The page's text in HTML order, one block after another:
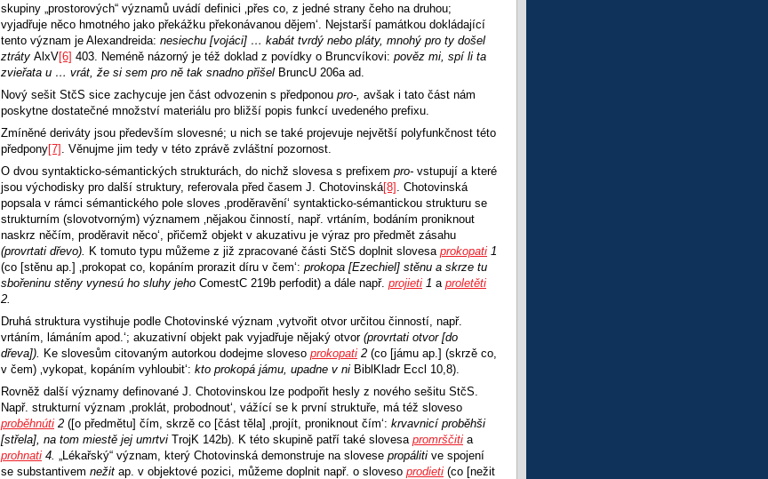
skupiny „prostorových“ významů uvádí definici ‚přes co, z jedné strany čeho na druhou;
vyjadřuje něco hmotného jako překážku překonávanou dějem‘. Nejstarší památkou dokládající
tento význam je Alexandreida: nesiechu [vojáci] … kabát tvrdý nebo pláty, mnohý pro ty došel
ztráty AlxV[6] 403. Neméně názorný je též doklad z povídky o Bruncvíkovi: pověz mi, spí li ta
zvieřata u … vrát, že si sem pro ně tak snadno přišel BruncU 206a ad.
Nový sešit StčS sice zachycuje jen část odvozenin s předponou pro-, avšak i tato část nám
poskytne dostatečné množství materiálu pro bližší popis funkcí uvedeného prefixu.
Zmíněné deriváty jsou především slovesné; u nich se také projevuje největší polyfunkčnost této
předpony[7] . Věnujme jim tedy v této zprávě zvláštní pozornost.
O dvou syntakticko-sémantických strukturách, do nichž slovesa s prefixem pro- vstupují a které
jsou východisky pro další struktury, referovala před časem J. Chotovinská[8] . Chotovinská
popsala v rámci sémantického pole sloves ‚proděravění‘ syntakticko-sémantickou strukturu se
strukturním (slovotvorným) významem ‚nějakou činností, např. vrtáním, bodáním proniknout
naskrz něčím, proděravit něco‘, přičemž objekt v akuzativu je výraz pro předmět zásahu
(provrtati dřevo). K tomuto typu můžeme z již zpracované části StčS doplnit slovesa prokopati 1
(co [stěnu ap.] ‚prokopat co, kopáním prorazit díru v čem‘: prokopa [Ezechiel] stěnu a skrze tu
sbořeninu stěny vynesú ho sluhy jeho ComestC 219b perfodit) a dále např. projieti 1 a proletěti
2.
Druhá struktura vystihuje podle Chotovinské význam ‚vytvořit otvor určitou činností, např.
vrtáním, lámáním apod.‘; akuzativní objekt pak vyjadřuje nějaký otvor (provrtati otvor [do
dřeva]). Ke slovesům citovaným autorkou dodejme sloveso prokopati 2 (co [jámu ap.] (skrzě co,
v čem) ‚vykopat, kopáním vyhloubit‘: kto prokopá jámu, upadne v ni BiblKladr Eccl 10,8).
Rovněž další významy definované J. Chotovinskou lze podpořit hesly z nového sešitu StčS.
Např. strukturní význam ‚proklát, probodnout‘, vážící se k první struktuře, má též sloveso
proběhnúti 2 ([o předmětu] čím, skrzě co [část těla] ‚projít, proniknout čím‘: krvavnicí proběhši
[střela], na tom miestě jej umrtvi TrojK 142b). K této skupině patří také slovesa promrščiti a
prohnati 4. „Lékařský“ význam, který Chotovinská demonstruje na slovese propáliti ve spojení
se substantivem nežit ap. v objektové pozici, můžeme doplnit např. o sloveso prodieti (co [nežit